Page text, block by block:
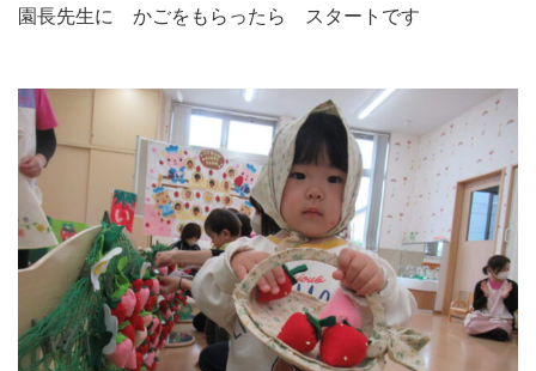
園長先生に かごをもらったら スタートです